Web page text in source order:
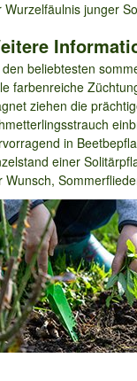
Wurzelfäulnis junger
beliebtesten
farbenreiche
ziehen die
in
einer
Wunsch,